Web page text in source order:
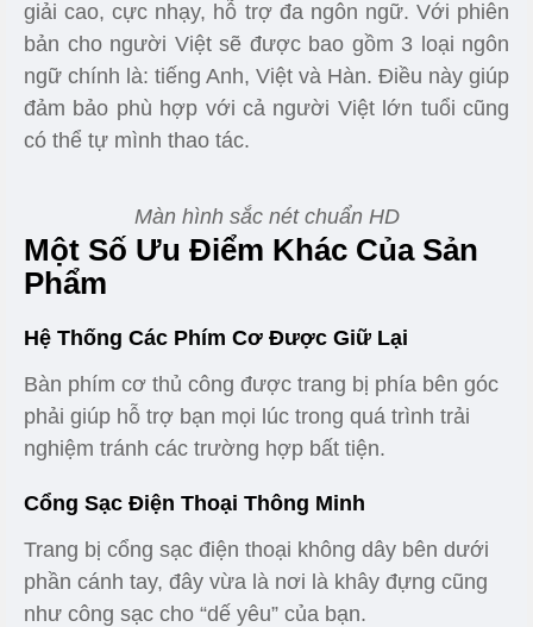
giải cao, cực nhạy, hỗ trợ đa ngôn ngữ. Với phiên
bản cho người Việt sẽ được bao gồm 3 loại ngôn
ngữ chính là: tiếng Anh, Việt và Hàn. Điều này giúp
đảm bảo phù hợp với cả người Việt lớn tuổi cũng
có thể tự mình thao tác.
Màn hình sắc nét chuẩn HD
Một Số Ưu Điểm Khác Của Sản
Phẩm
Hệ Thống Các Phím Cơ Được Giữ Lại
Bàn phím cơ thủ công được trang bị phía bên góc
phải giúp hỗ trợ bạn mọi lúc trong quá trình trải
nghiệm tránh các trường hợp bất tiện.
Cổng Sạc Điện Thoại Thông Minh
Trang bị cổng sạc điện thoại không dây bên dưới
phần cánh tay, đây vừa là nơi là khây đựng cũng
như công sạc cho “dế yêu” của bạn.